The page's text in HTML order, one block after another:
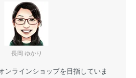
長岡 ゆかり
ンラインショップを目指していま